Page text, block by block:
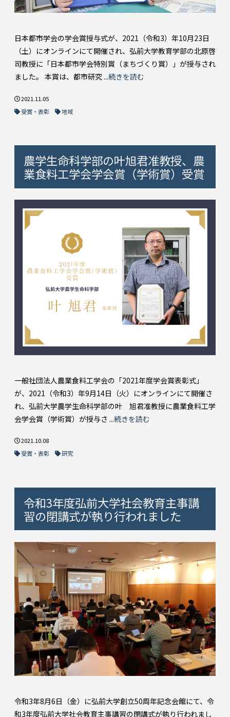
日本都市学会の学会賞授与式が、2021（令和3）年10月23日
（土）にオンラインにて開催され、弘前大学教育学部の北原啓
司教授に「日本都市学会特別賞（まちづくり賞）」が授与され
ました。 本賞は、都市研究 ...続きを読む
2021.11.05
受賞・表彰
地域
農学生命科学部の叶旭君准教授、農
業食料工学会学会賞（学術賞）受賞
一般社団法人農業食料工学会の「2021年度学会賞表彰式」
が、2021（令和3）年9月14日（火）にオンラインにて開催さ
れ、弘前大学農学生命科学部の叶 旭君准教授に農業食料工学
会学会賞（学術賞）が授与さ ...続きを読む
2021.10.08
受賞・表彰
研究
令和3年度弘前大学社会教育主事講
習の閉講式が執り行われました
令和3年8月6日（金）に弘前大学創立50周年記念会館にて、令
和3年度弘前大学社会教育主事講習の閉講式が執り行われまし